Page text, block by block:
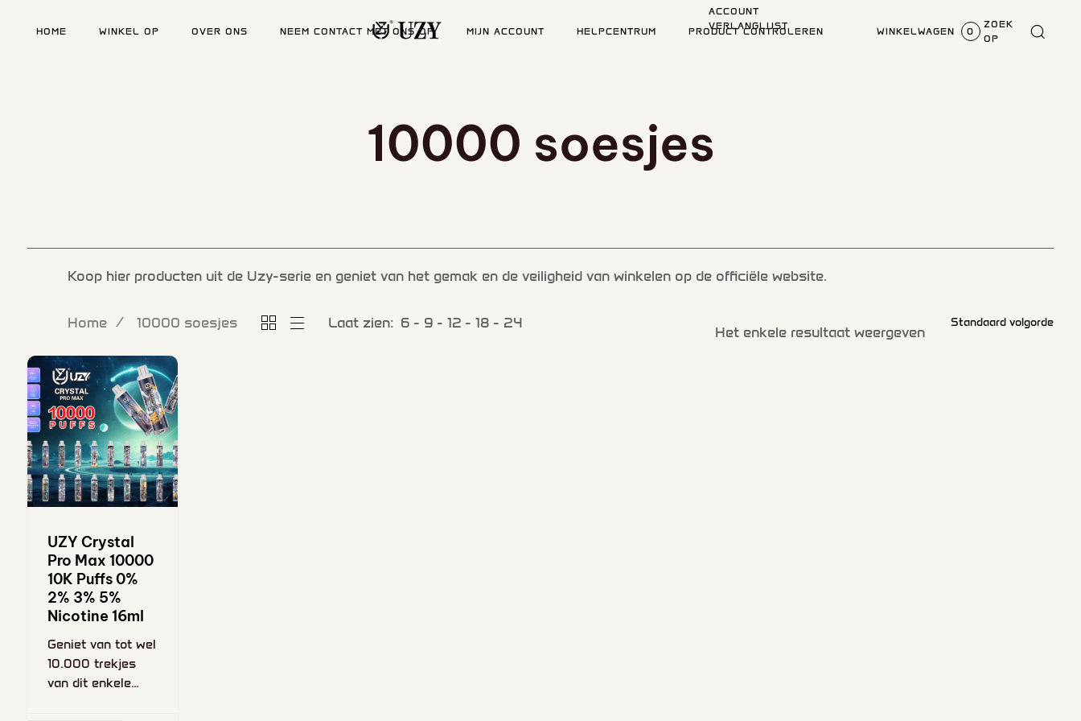
HOME WINKEL OP OVER ONS NEEM CONTACT MET ONS OP MIJN ACCOUNT HELPCENTRUM PRODUCT CONTROLEREN
ACCOUNT
VERLANGLIJST
WINKELWAGEN 0
ZOEK
OP
10000 soesjes
Koop hier producten uit de Uzy-serie en geniet van het gemak en de veiligheid van winkelen op de officiële website.
Home 10000 soesjes Laat zien: 6 9 12 18 24
Het enkele resultaat weergeven
UZY Crystal
Pro Max 10000
10K Puffs 0%
2% 3% 5%
Nicotine 16ml
Geniet van tot wel
10.000 trekjes
van dit enkele